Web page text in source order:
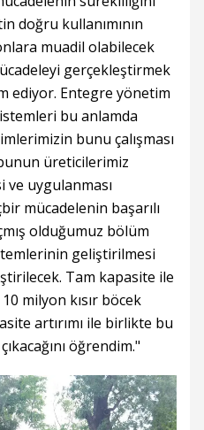
doğru kullanımının
muadil olabilecek
gerçekleştirmek
ediyor. Entegre yönetim
bu anlamda
bunu çalışması
üreticilerimiz
ve uygulanması
mücadelenin başarılı
olduğumuz bölüm
geliştirilmesi
Tam kapasite ile
10 milyon kısır böcek
artırımı ile birlikte bu
öğrendim."